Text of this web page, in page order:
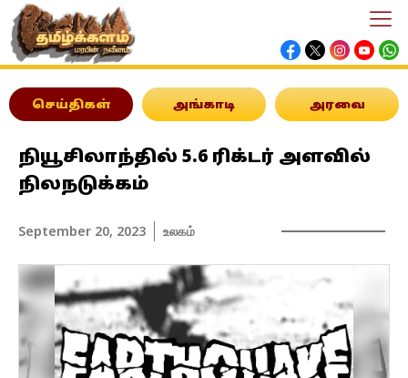
செய்திகள் அங்காடி அரவை
நியூசிலாந்தில் 5.6 ரிக்டர் அளவில்
நிலநடுக்கம்
September 20, 2023 உலகம்